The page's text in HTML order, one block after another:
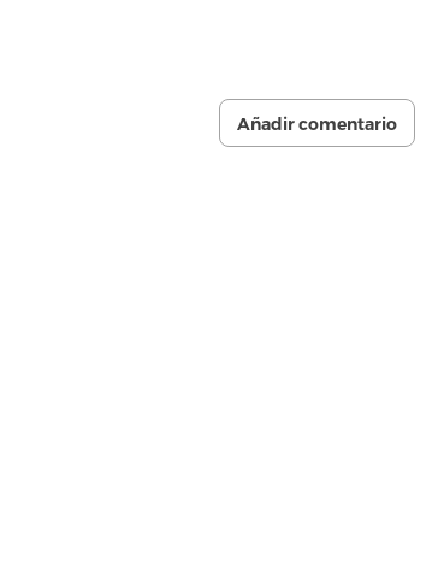
Añadir comentario